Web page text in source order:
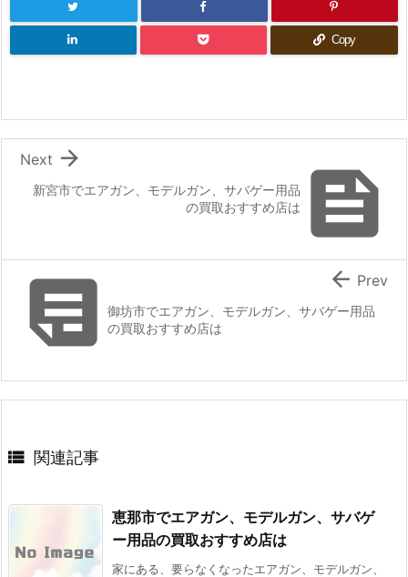
Copy

新宮市でエアガン、モデルガン、サバゲー用品
の買取おすすめ店は

Next
御坊市でエアガン、モデルガン、サバゲー用品
の買取おすすめ店は
 Prev
 関連記事
恵那市でエアガン、モデルガン、サバゲ
ー用品の買取おすすめ店は
家にある、要らなくなったエアガン、モデルガン、